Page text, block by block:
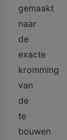
gemaakt
naar
de
exacte
kromming
van
de
te
bouwen